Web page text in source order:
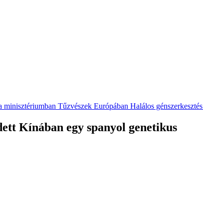
minisztériumban Tűzvészek Európában Halálos génszerkesztés
Kínában egy spanyol genetikus